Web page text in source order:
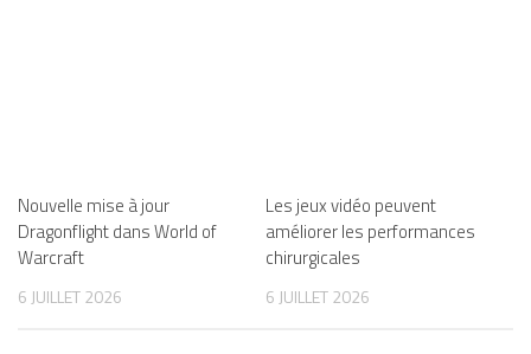
Nouvelle mise à jour
Dragonflight dans World of
Warcraft
6 JUILLET 2026
Les jeux vidéo peuvent
améliorer les performances
chirurgicales
6 JUILLET 2026